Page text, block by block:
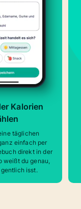
Kalorien
täglichen
einfach per
direkt in der
weißt du genau,
isst.